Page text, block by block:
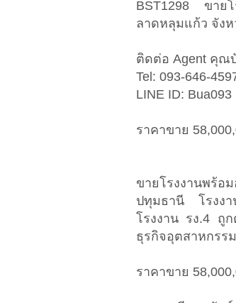
BST1298 ขาย
ลาดหลุมแก้ว จัง
ติดต่อ Agent คุณ
Tel: 093-646-
LINE ID: Bua093
ราคาขาย
ขายโรงงานพร้
ปทุมธานี โรงง
โรงงาน รง.4 ถู
ธุรกิจอุตสาหกรรม
ราคาขาย